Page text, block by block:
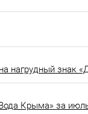
нагрудный знак
Крыма» за